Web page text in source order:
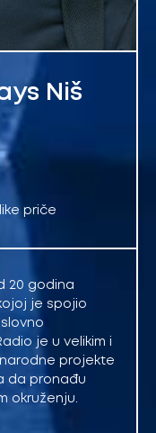
Niš
priče
20 godina
je spojio
je u velikim i
projekte
da pronađu
okruženju.